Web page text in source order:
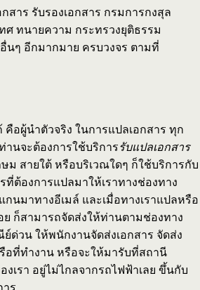
สาร รับรองเอกสาร กรมการกงสุล
ศ ทนายความ กระทรวงยุติธรรม
นๆ อีกมากมาย ครบวงจร ตามที่
อผู้นำตัวจริง ในการแปลเอกสาร ทุก
นจะต้องการใช้บริการรับแปลเอกสาร
ษม สายใต้ หรือบริเวณใดๆ ก็ใช้บริการกับ
ที่ต้องการแปลมาให้เราทางช่องทาง
นมาทางอีเมล์ และเมื่อทางเราแปลหรือ
ย ก็สามารถจัดส่งให้ท่านตามช่องทาง
ด่วน ให้พนักงานจัดส่งเอกสาร จัดส่ง
อที่ทำงาน หรือจะให้มารับที่สถานี
เรา อยู่ไม่ไกลจากรถไฟฟ้าเลย ขึ้นกับ